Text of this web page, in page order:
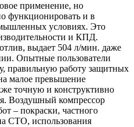
применение, но
функционировать и в
условиях. Это
и КПД.
выдает 504 л/мин. даже
Опытные пользователи
правильную работу защитных
малое превышение
точную и конструктивно
Воздушный компрессор
– покраски, частного
СТО, использования